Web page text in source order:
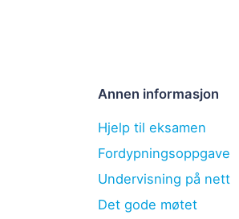
Annen informasjon
Hjelp til eksamen
Fordypningsoppgave
Undervisning på nett
Det gode møtet